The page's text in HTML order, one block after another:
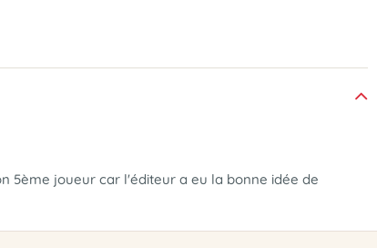
5ème joueur car l'éditeur a eu la bonne idée de